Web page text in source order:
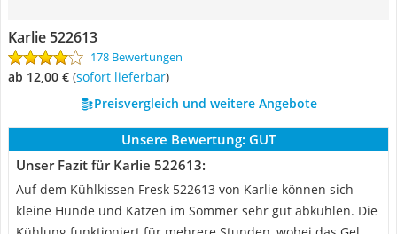
Karlie 522613
178 Bewertungen
ab 12,00 € ( Sofort lieferbar)
Preisvergleich und weitere Angebote
Unsere Bewertung: GUT
Unser Fazit für Karlie 522613:
Auf dem Kühlkissen Fresk 522613 von Karlie können sich
kleine Hunde und Katzen im Sommer sehr gut abkühlen. Die